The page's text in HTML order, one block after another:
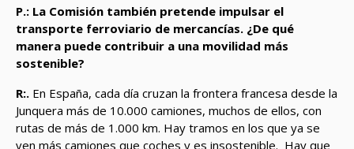
P.: La Comisión también pretende impulsar el
transporte ferroviario de mercancías. ¿De qué
manera puede contribuir a una movilidad más
sostenible?
R:. En España, cada día cruzan la frontera francesa desde la
Junquera más de 10.000 camiones, muchos de ellos, con
rutas de más de 1.000 km. Hay tramos en los que ya se
ven más camiones que coches y es insostenible. Hay que